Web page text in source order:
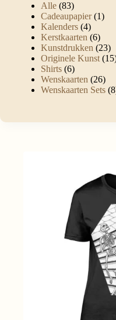
Alle 83
Cadeaupapier 1
Kalenders 4
Kerstkaarten 6
Kunstdrukken
23
Originele Kunst 15
Shirts 6
Wenskaarten
26
Wenskaarten Sets 8